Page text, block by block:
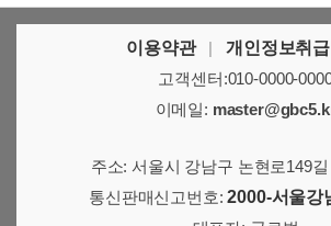
이용약관 |
개인정보취
고객센터:010-0000-
이메일:
주소: 서울시 강남구 논현로149길
통신판매신고번호:2000-서울강